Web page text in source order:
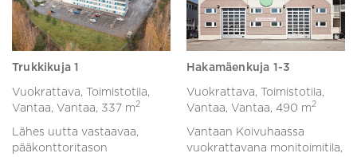
Trukkikuja 1
Vuokrattava, Toimistotila,
Vantaa, Vantaa, 337 m2
Lähes uutta vastaavaa,
pääkonttoritason
Hakamäenkuja 1-3
Vuokrattava, Toimistotila,
Vantaa, Vantaa, 490 m2
Vantaan Koivuhaassa
vuokrattavana monitoimitila,